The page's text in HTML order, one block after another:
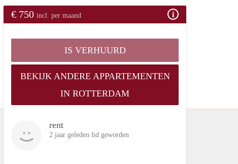
€ 750 incl. per maand
IS VERHUURD
BEKIJK ANDERE APPARTEMENTEN
IN ROTTERDAM
rent
2 jaar geleden lid geworden